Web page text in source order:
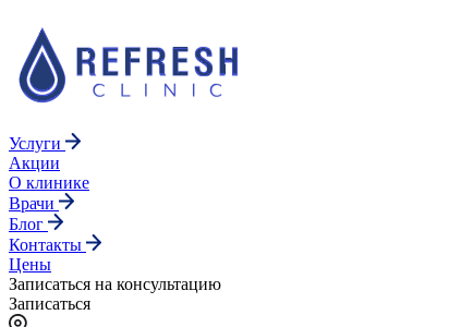
Услуги
Акции
О клинике
Врачи
Блог
Контакты
Цены
Записаться на консультацию
Записаться